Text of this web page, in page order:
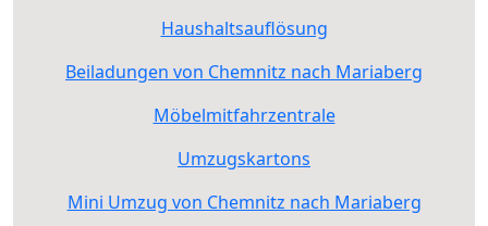
Haushaltsauflösung
Beiladungen von Chemnitz nach Mariaberg
Möbelmitfahrzentrale
Umzugskartons
Mini Umzug von Chemnitz nach Mariaberg